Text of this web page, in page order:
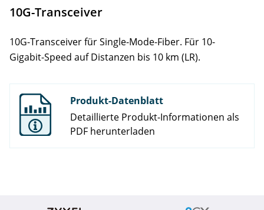
Services
10G-Transceiver
10G-Transceiver für Single-Mode-Fiber. Für 10-
Gigabit-Speed auf Distanzen bis 10 km (LR).
Produkt-Datenblatt
Detaillierte Produkt-Informationen als
PDF herunterladen